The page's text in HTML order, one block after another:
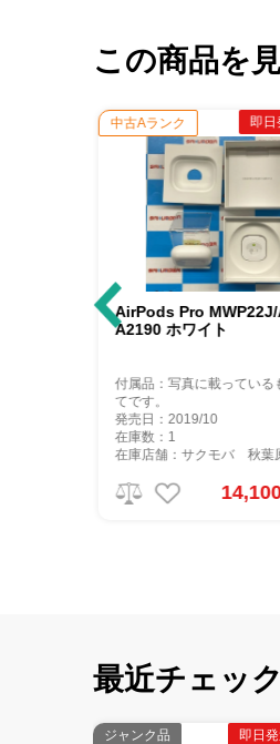
この商品を
即日発送
AirPods Pro MWP22J/A
A2190 ホワイト
付属品：写真に載っているものが全
発売日：2019/10
在庫店舗：サクモバ 秋葉原店
14,100 円(税込)
最近チェッ
ジャンク品 即日